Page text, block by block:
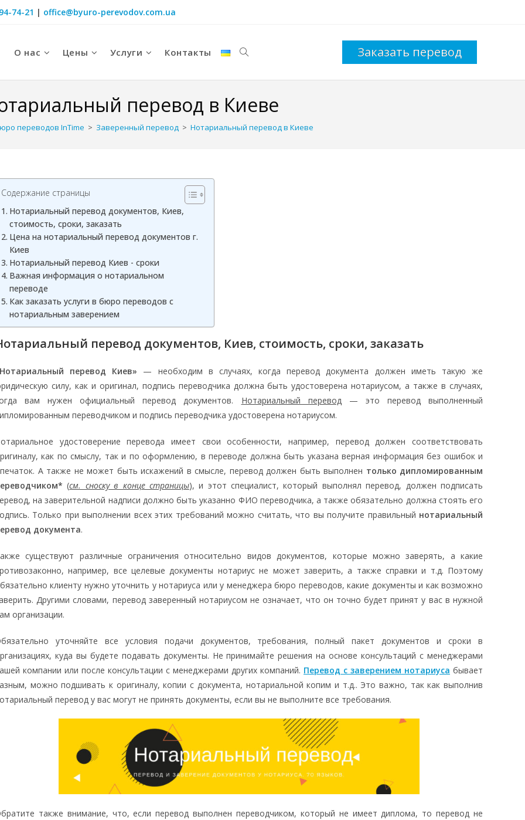
74-21 | office@byuro-perevodov.com.ua
Заказать перевод
О нас Цены Услуги Контакты
перевод в Киеве
переводов InTime > Заверенный перевод > Нотариальный перевод в Киеве
Содержание страницы
Нотариальный перевод документов, Киев,
стоимость, сроки, заказать
Цена на нотариальный перевод документов г.
Киев
Нотариальный перевод Киев - сроки
Важная информация о нотариальном
переводе
Как заказать услуги в бюро переводов с
нотариальным заверением
перевод документов, Киев, стоимость, сроки, заказать
перевод Киев» — необходим в случаях, когда перевод документа должен иметь такую же
силу, как и оригинал, подпись переводчика должна быть удостоверена нотариусом, а также в случаях,
вам нужен официальный перевод документов. Нотариальный перевод— это перевод выполненный
переводчиком и подпись переводчика удостоверена нотариусом.
удостоверение перевода имеет свои особенности, например, перевод должен соответствовать
как по смыслу, так и по оформлению, в переводе должна быть указана верная информация без ошибок и
А также не может быть искажений в смысле, перевод должен быть выполнен только дипломированным
(см. сноску в конце страницы), и этот специалист, который выполнял перевод, должен подписать
на заверительной надписи должно быть указанно ФИО переводчика, а также обязательно должна стоять его
Только при выполнении всех этих требований можно считать, что вы получите правильный нотариальный
документа.
существуют различные ограничения относительно видов документов, которые можно заверять, а какие
например, все целевые документы нотариус не может заверить, а также справки и т.д. Поэтому
клиенту нужно уточнить у нотариуса или у менеджера бюро переводов, какие документы и как возможно
Другими словами, перевод заверенный нотариусом не означает, что он точно будет принят у вас в нужной
организации.
уточняйте все условия подачи документов, требования, полный пакет документов и сроки в
куда вы будете подавать документы. Не принимайте решения на основе консультаций с менеджерами
компании или после консультации с менеджерами других компаний. Перевод с заверением нотариуса бывает
можно подшивать к оригиналу, копии с документа, нотариальной копим и т.д.. Это важно, так как выполнив
перевод у вас могут не принять документы, если вы не выполните все требования.
также внимание, что, если перевод выполнен переводчиком, который не имеет диплома, то перевод не